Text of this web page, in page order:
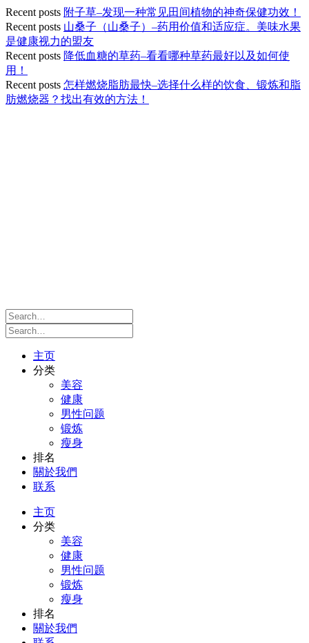
Recent posts 附子草–发现一种常见田间植物的神奇保健功效！
Recent posts 山桑子（山桑子）–药用价值和适应症。美味水果
是健康视力的盟友
Recent posts 降低血糖的草药–看看哪种草药最好以及如何使
用！
Recent posts 怎样燃烧脂肪最快–选择什么样的饮食、锻炼和脂
肪燃烧器？找出有效的方法！
主页
分类
美容
健康
男性问题
锻炼
瘦身
排名
關於我們
联系
主页
分类
美容
健康
男性问题
锻炼
瘦身
排名
關於我們